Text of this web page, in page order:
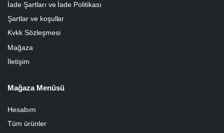
İade Şartları ve İade Politikası
Şartlar ve koşullar
Kvkk Sözleşmesi
Mağaza
İletişim
Mağaza Menüsü
Hesabım
Tüm ürünler